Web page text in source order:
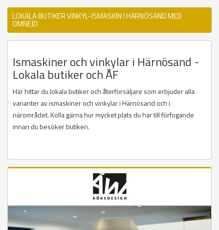
LOKALA BUTIKER VINKYL-ISMASKIN I HÄRNÖSAND MED
OMNEJD
Ismaskiner och vinkylar i Härnösand -
Lokala butiker och ÅF
Här hittar du lokala butiker och återförsäljare som erbjuder alla
varianter av ismaskiner och vinkylar i Härnösand och i
närområdet. Kolla gärna hur mycket plats du har till förfogande
innan du besöker butiken.